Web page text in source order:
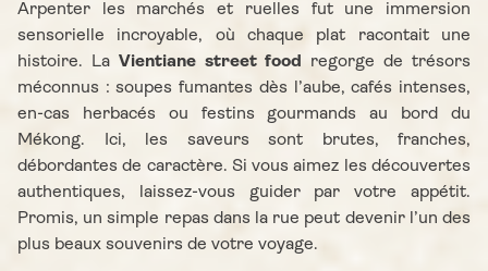
Arpenter les marchés et ruelles fut une immersion
sensorielle incroyable, où chaque plat racontait une
histoire. La Vientiane street food regorge de trésors
méconnus : soupes fumantes dès l’aube, cafés intenses,
en-cas herbacés ou festins gourmands au bord du
Mékong. Ici, les saveurs sont brutes, franches,
débordantes de caractère. Si vous aimez les découvertes
authentiques, laissez-vous guider par votre appétit.
Promis, un simple repas dans la rue peut devenir l’un des
plus beaux souvenirs de votre voyage.